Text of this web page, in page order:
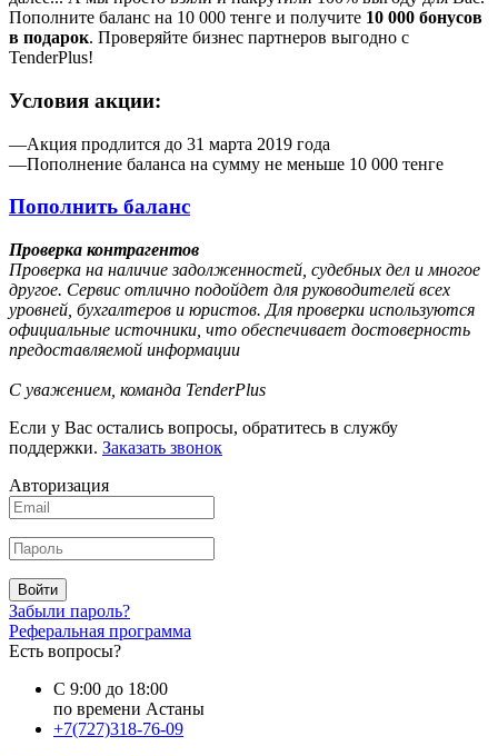
Пополните баланс на 10 000 тенге и получите 10 000 бонусов
в подарок. Проверяйте бизнес партнеров выгодно с
TenderPlus!
Условия акции:
—Акция продлится до 31 марта 2019 года
—Пополнение баланса на сумму не меньше 10 000 тенге
Пополнить баланс
Проверка контрагентов
Проверка на наличие задолженностей, судебных дел и многое
другое. Сервис отлично подойдет для руководителей всех
уровней, бухгалтеров и юристов. Для проверки используются
официальные источники, что обеспечивает достоверность
предоставляемой информации
C уважением, команда TenderPlus
Если у Вас остались вопросы, обратитесь в службу
поддержки. Заказать звонок
Авторизация
Войти
Забыли пароль?
Реферальная программа
Есть вопросы?
С 9:00 до 18:00
по времени Астаны
+7(727)318-76-09